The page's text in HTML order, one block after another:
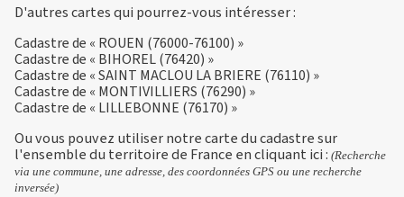
D'autres cartes qui pourrez-vous intéresser :
Cadastre de « ROUEN (76000-76100) »
Cadastre de « BIHOREL (76420) »
Cadastre de « SAINT MACLOU LA BRIERE (76110) »
Cadastre de « MONTIVILLIERS (76290) »
Cadastre de « LILLEBONNE (76170) »
Ou vous pouvez utiliser notre carte du cadastre sur
l'ensemble du territoire de France encliquant ici: (Recherche
via une commune, une adresse, des coordonnées GPS ou une recherche
inversée)